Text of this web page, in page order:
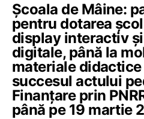
Școala de Mâine:
pentru dotarea
display interactiv
digitale, până la
materiale didactice
succesul actului
Finanțare prin
până pe 19 martie